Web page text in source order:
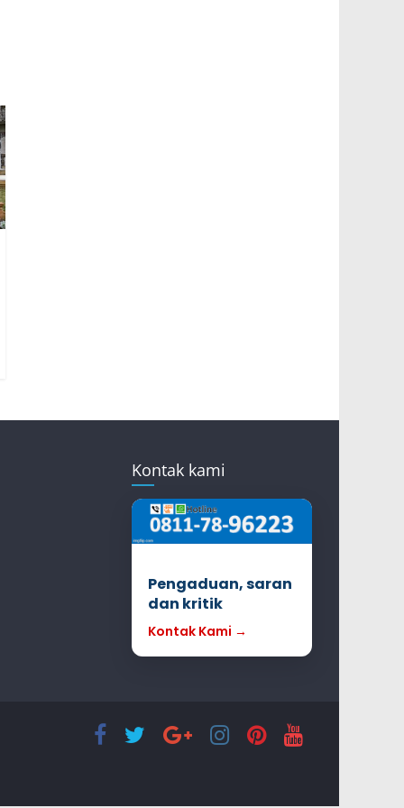
Kontak kami
Pengaduan, saran
dan kritik
Kontak Kami →